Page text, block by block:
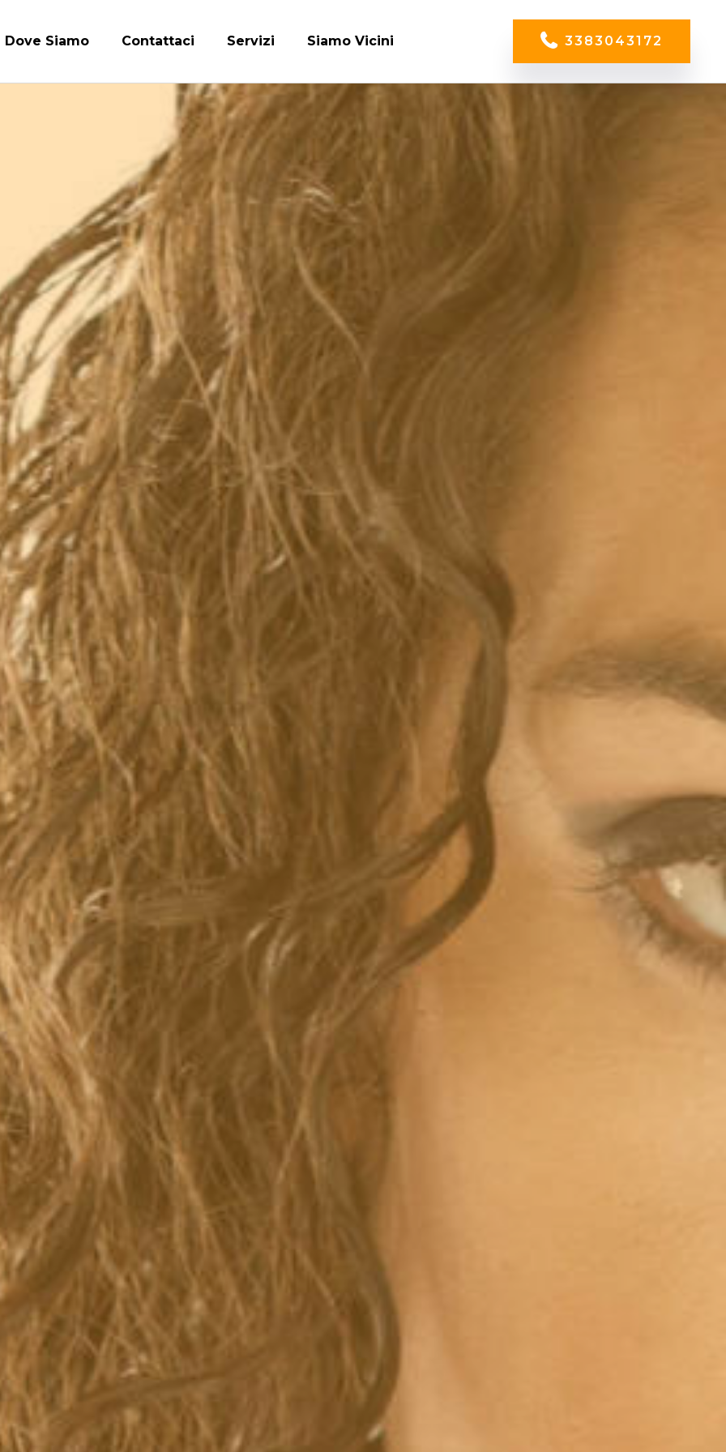
Dove Siamo Contattaci Servizi Siamo Vicini 3383043172